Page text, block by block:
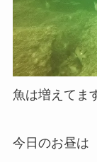
魚は増えてま
今日のお昼は